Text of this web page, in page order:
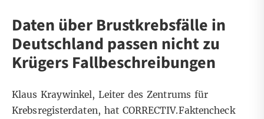
Daten über Brustkrebsfälle in
Deutschland passen nicht zu
Krügers Fallbeschreibungen
Klaus Kraywinkel, Leiter des Zentrums für
Krebsregisterdaten, hat CORRECTIV.Faktencheck